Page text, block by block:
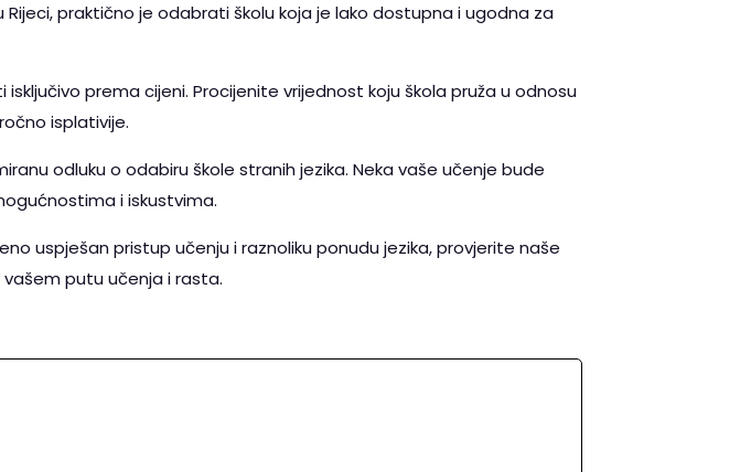
praktično je odabrati školu koja je lako dostupna i ugodna za
prema cijeni. Procijenite vrijednost koju škola pruža u odnosu
isplativije.
odluku o odabiru škole stranih jezika. Neka vaše učenje bude
i iskustvima.
uspješan pristup učenju i raznoliku ponudu jezika, provjerite naše
vašem putu učenja i rasta.